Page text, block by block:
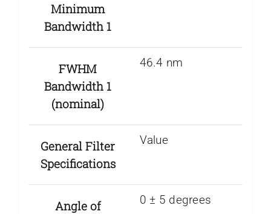
Minimum
Bandwidth 1
FWHM
Bandwidth 1
(nominal)
46.4 nm
General Filter
Specifications
Value
Angle of
0 ± 5 degrees